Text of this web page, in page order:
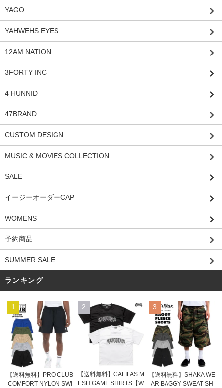
YAGO
YAHWEHS EYES
12AM NATION
3FORTY INC
4 HUNNID
47BRAND
CUSTOM DESIGN
MUSIC & MOVIES COLLECTION
SALE
イージーオーダーCAP
WOMENS
予約商品
SUMMER SALE
ランキング
1
【送料無料】PRO CLUB
COMFORT NYLON SWI
2
【送料無料】CALIFAS M
ESH GAME SHIRTS【W
3
【送料無料】SHAKA WE
AR BAGGY SWEAT SH